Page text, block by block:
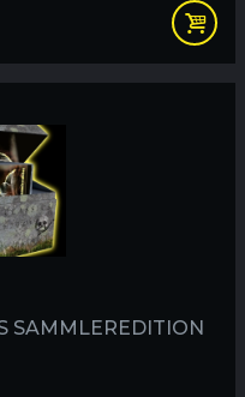
SAMMLEREDITION